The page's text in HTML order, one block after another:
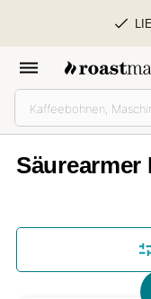
Säurearmer